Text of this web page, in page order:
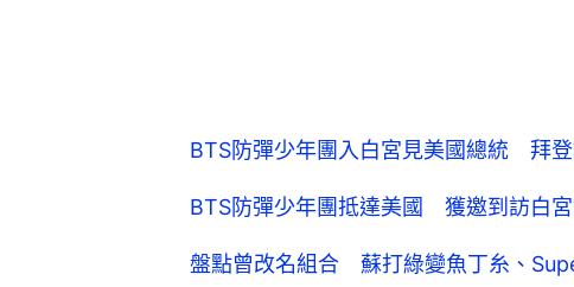
BTS防彈少年團入白宮見美國總統 拜
BTS防彈少年團抵達美國 獲邀到訪白
盤點曾改名組合 蘇打綠變魚丁糸、